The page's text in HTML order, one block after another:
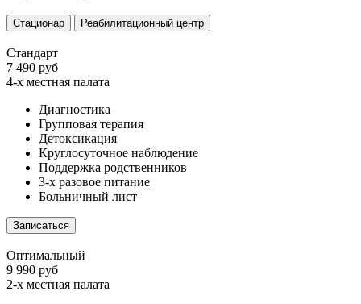
Стационар Реабилитационный центр
Стандарт
7 490 руб
4-х местная палата
Диагностика
Групповая терапия
Детоксикация
Круглосуточное наблюдение
Поддержка родственников
3-х разовое питание
Больничный лист
Записаться
Оптимальный
9 990 руб
2-х местная палата